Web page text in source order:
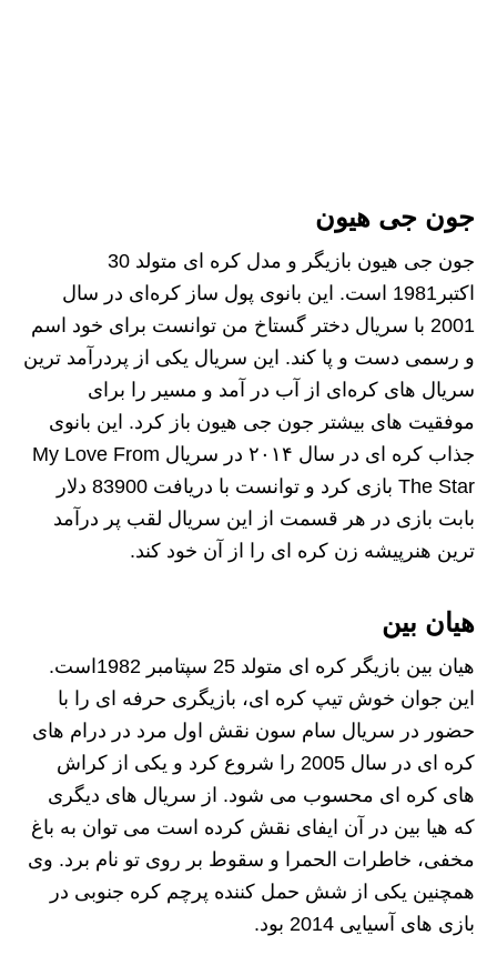
جون جی هیون
جون جی هیون بازیگر و مدل کره ای متولد 30
اکتبر1981 است. این بانوی پول‌ ساز کره‌ای در سال
2001 با سریال دختر گستاخ من توانست برای خود اسم‌
و رسمی دست و پا کند. این سریال یکی از پردرآمد ترین
سریال‌ های کره‌ای از آب در آمد و مسیر را برای
موفقیت‌ های بیشتر جون جی هیون باز کرد. این بانوی
جذاب کره‌ ای در سال ۲۰۱۴ در سریال My Love From
The Star بازی کرد و توانست با دریافت 83900 دلار
بابت بازی در هر قسمت از این سریال لقب پر درآمد
ترین هنرپیشه زن کره‌ ای را از آن خود کند.
هیان بین
هیان بین بازیگر کره ای متولد 25 سپتامبر 1982است.
این جوان خوش‌ تیپ کره‌ ای، بازیگری حرفه‌‌ ای را با
حضور در سریال سام سون نقش اول مرد در درام های
کره ای در سال 2005 را شروع کرد و یکی از کراش
های کره ای محسوب می شود. از سریال های دیگری
که هیا بین در آن ایفای نقش کرده است می توان به باغ
مخفی، خاطرات الحمرا و سقوط بر روی تو نام برد. وی
همچنین یکی از شش حمل‌ کننده پرچم کره جنوبی در
بازی‌ های آسیایی 2014 بود.